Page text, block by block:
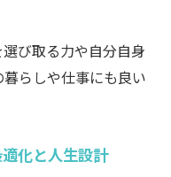
び取る力や自分自身
らしや仕事にも良い
化と人生設計